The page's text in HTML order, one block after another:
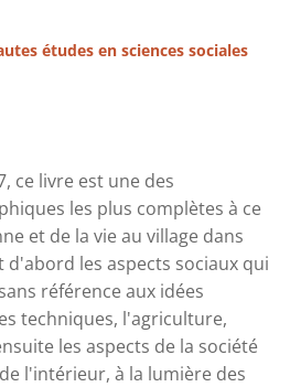
études en sciences sociales
ce livre est une des
les plus complètes à ce
et de la vie au village dans
d'abord les aspects sociaux qui
référence aux idées
techniques, l'agriculture,
les aspects de la société
l'intérieur, à la lumière des